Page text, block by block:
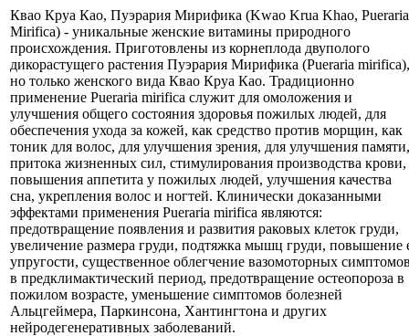
Квао Круа Као, Пуэрария Мирифика (Kwao Krua Khao, Pueraria
Mirifica) - уникальные женские витамины природного
происхождения. Приготовлены из корнеплода двуполого
дикорастущего растения Пуэрария Мирифика (Pueraria mirifica),
но только женского вида Квао Круа Као. Традиционно
применение Pueraria mirifica служит для омоложения и
улучшения общего состояния здоровья пожилых людей, для
обеспечения ухода за кожей, как средство против морщин, как
тоник для волос, для улучшения зрения, для улучшения памяти,
притока жизненных сил, стимулирования производства крови,
повышения аппетита у пожилых людей, улучшения качества
сна, укрепления волос и ногтей. Клинически доказанными
эффектами применения Pueraria mirifica являются:
предотвращение появления и развития раковых клеток груди,
увеличение размера груди, подтяжка мышц груди, повышение
упругости, существенное облегчение вазомоторных
в предклимактический период, предотвращение остеопороза в
пожилом возрасте, уменьшение симптомов болезней
Альцгеймера, Паркинсона, Хантингтона и других
нейродегенеративных заболеваний.